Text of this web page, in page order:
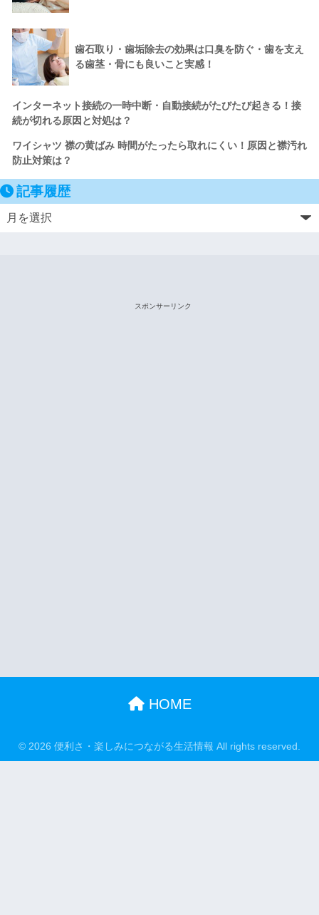
歯石取り・歯垢除去の効果は口臭を防ぐ・歯を支え
る歯茎・骨にも良いこと実感！
インターネット接続の一時中断・自動接続がたびたび起きる！接
続が切れる原因と対処は？
ワイシャツ 襟の黄ばみ 時間がたったら取れにくい！原因と襟汚れ
防止対策は？
記事履歴
スポンサーリンク
HOME
© 2026 便利さ・楽しみにつながる生活情報 All rights reserved.